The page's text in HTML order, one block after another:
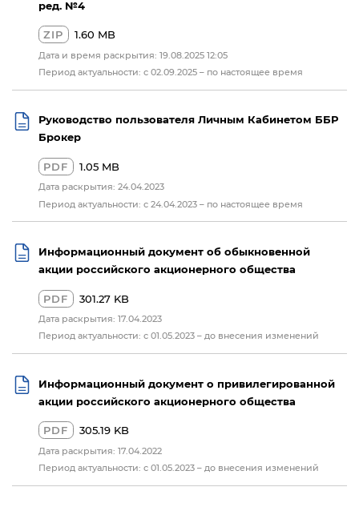
ред. №4
ZIP 1.60 MB
Дата и время раскрытия: 19.08.2025 12:05
Период актуальности: с 02.09.2025 – по настоящее время
Руководство пользователя Личным Кабинетом ББР
Брокер
PDF 1.05 MB
Дата раскрытия: 24.04.2023
Период актуальности: с 24.04.2023 – по настоящее время
Информационный документ об обыкновенной
акции российского акционерного общества
PDF 301.27 KB
Дата раскрытия: 17.04.2023
Период актуальности: с 01.05.2023 – до внесения изменений
Информационный документ о привилегированной
акции российского акционерного общества
PDF 305.19 KB
Дата раскрытия: 17.04.2022
Период актуальности: с 01.05.2023 – до внесения изменений